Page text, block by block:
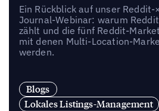
Ein Rückblick auf unser
Journal-Webinar: warum
zählt und die fünf Reddit-
mit denen Multi-Location-
werden.
Blogs
Lokales Listings-Management